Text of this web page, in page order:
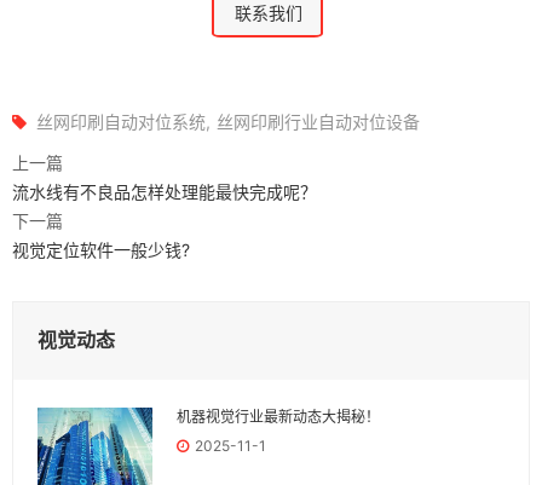
联系我们
丝网印刷自动对位系统 丝网印刷行业自动对位设备
上一篇
流水线有不良品怎样处理能最快完成呢？
下一篇
视觉定位软件一般少钱?
视觉动态
机器视觉行业最新动态大揭秘！
2025-11-1